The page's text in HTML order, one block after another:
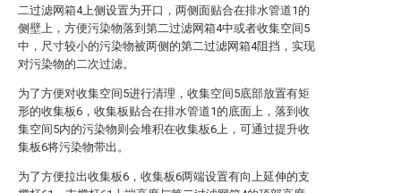
二过滤网箱4上侧设置为开口，两侧面贴合在排水管道1的
侧壁上，方便污染物落到第二过滤网箱4中或者收集空间5
中，尺寸较小的污染物被两侧的第二过滤网箱4阻挡，实现
对污染物的二次过滤。
为了方便对收集空间5进行清理，收集空间5底部放置有矩
形的收集板6，收集板贴合在排水管道1的底面上，落到收
集空间5内的污染物则会堆积在收集板6上，可通过提升收
集板6将污染物带出。
为了方便拉出收集板6，收集板6两端设置有向上延伸的支